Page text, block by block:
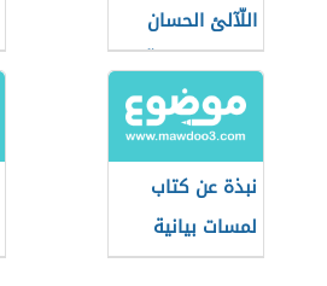
اللّآلئ الحسان
في علوم القرآن
نبذة عن كتاب
لمسات بيانية
لفاضل السامرائي